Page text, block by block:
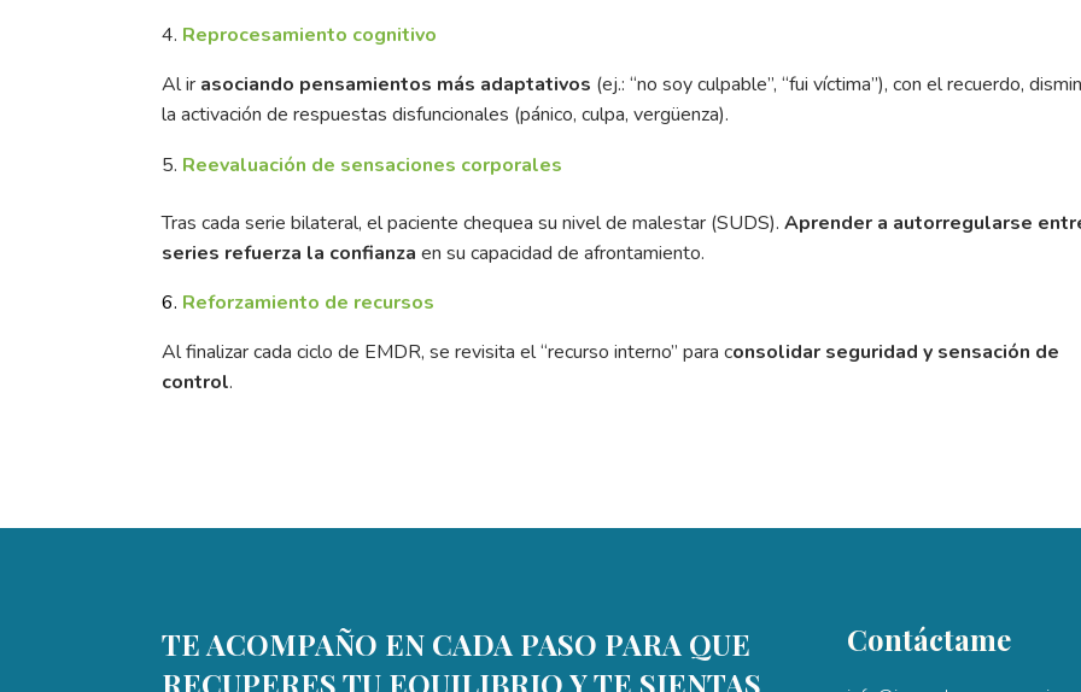
4. Reprocesamiento cognitivo
Al ir asociando pensamientos más adaptativos (ej.: “no soy culpable”, “fui víctima”), con el recuerdo,
la activación de respuestas disfuncionales (pánico, culpa, vergüenza).
Reevaluación de sensaciones corporales
Tras cada serie bilateral, el paciente chequea su nivel de malestar (SUDS).Aprender a autorregularse
series refuerza la confianzaen su capacidad de afrontamiento.
6. Reforzamiento de recursos
Al finalizar cada ciclo de EMDR, se revisita el “recurso interno” para consolidar seguridad y sensación de
control.
TE ACOMPAÑO EN CADA PASO PARA QUE
RECUPERES TU EQUILIBRIO Y TE SIENTAS
Contáctame